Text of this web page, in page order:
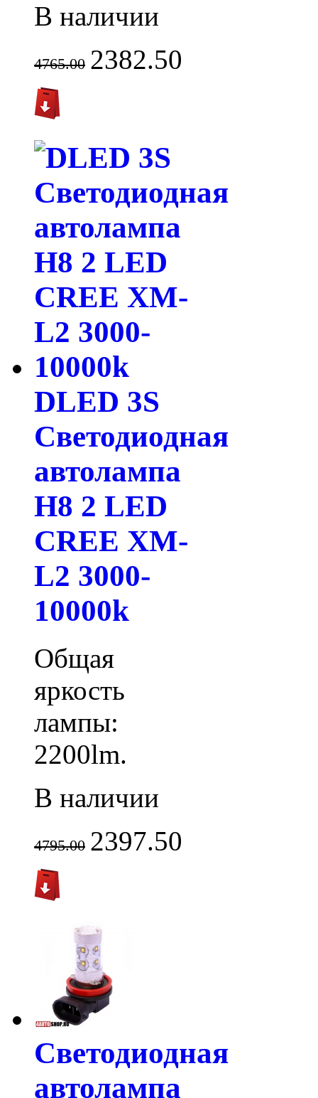
В наличии
4765.00 2382.50
DLED 3S
Светодиодная
автолампа
H8 2 LED
CREE XM-
L2 3000-
10000k
Общая
яркость
лампы:
2200lm.
В наличии
4795.00 2397.50
Светодиодная
автолампа